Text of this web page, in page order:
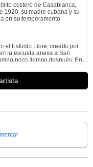
costero de Casablanca,
1920. su madre cubana y su
en su temperamento
el Estudio Libre, creado por
la escuela anexa a San
poco tiempo después. En
deCarmelo González Iglesias